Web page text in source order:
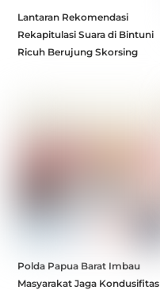
Lantaran Rekomendasi
Rekapitulasi Suara di Bintuni
Ricuh Berujung Skorsing
Polda Papua Barat Imbau
Masyarakat Jaga Kondusifitas